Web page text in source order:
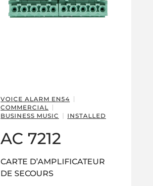
VOICE ALARM EN54
COMMERCIAL
BUSINESS MUSIC
INSTALLED
AC 7212
CARTE D’AMPLIFICATEUR
DE SECOURS